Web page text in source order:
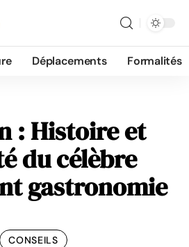
Déplacements Formalités
: Histoire et
du célèbre
gastronomie
CONSEILS